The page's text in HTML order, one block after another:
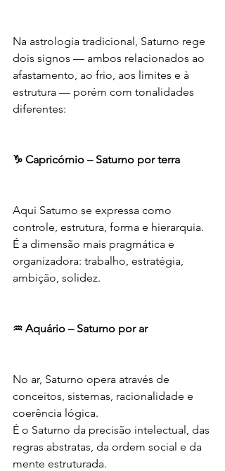
Na astrologia tradicional, Saturno rege
dois signos — ambos relacionados ao
afastamento, ao frio, aos limites e à
estrutura — porém com tonalidades
diferentes:
♑ Capricórnio – Saturno por terra
Aqui Saturno se expressa como
controle, estrutura, forma e hierarquia.
É a dimensão mais pragmática e
organizadora: trabalho, estratégia,
ambição, solidez.
♒ Aquário – Saturno por ar
No ar, Saturno opera através de
conceitos, sistemas, racionalidade e
coerência lógica.
É o Saturno da precisão intelectual, das
regras abstratas, da ordem social e da
mente estruturada.